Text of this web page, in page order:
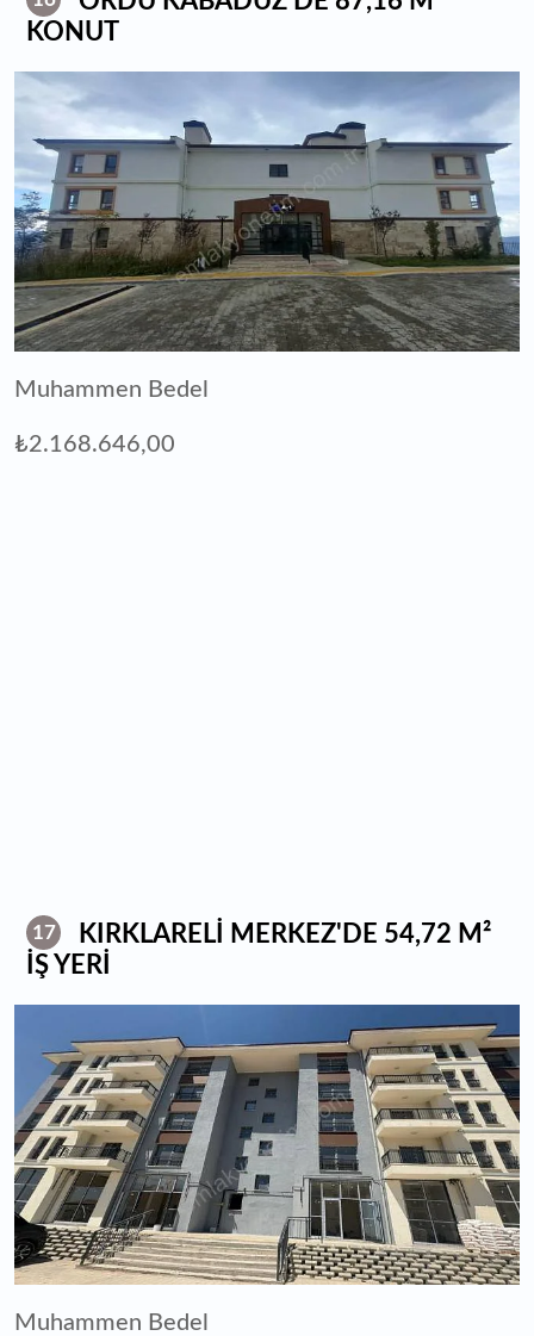
KONUT
Muhammen Bedel
₺2.168.646,00
17
KIRKLARELİ MERKEZ'DE 54,72 M²
İŞ YERİ
Muhammen Bedel